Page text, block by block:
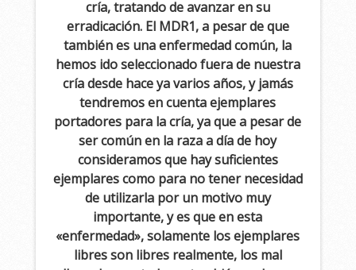
cría, tratando de avanzar en su
erradicación. El MDR1, a pesar de que
también es una enfermedad común, la
hemos ido seleccionado fuera de nuestra
cría desde hace ya varios años, y jamás
tendremos en cuenta ejemplares
portadores para la cría, ya que a pesar de
ser común en la raza a día de hoy
consideramos que hay suficientes
ejemplares como para no tener necesidad
de utilizarla por un motivo muy
importante, y es que en esta
«enfermedad», solamente los ejemplares
libres son libres realmente, los mal